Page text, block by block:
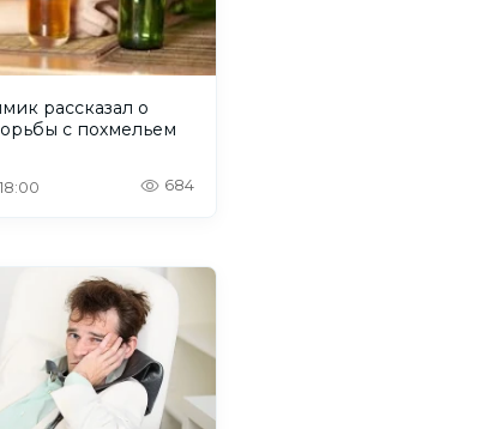
рассказал о
с похмельем
684